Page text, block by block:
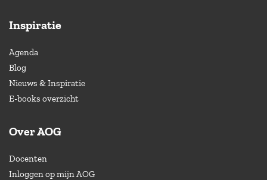
Inspiratie
Agenda
Blog
Nieuws & Inspiratie
E-books overzicht
Over AOG
Docenten
Inloggen op mijn AOG